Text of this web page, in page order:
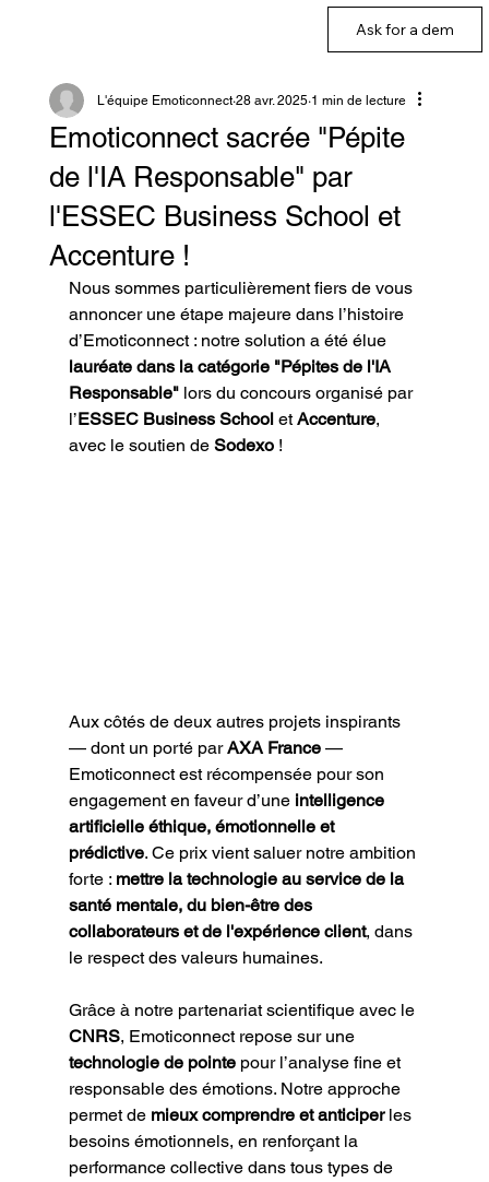
Ask for a dem
Emoticonnect sacrée "Pépite
de l'IA Responsable" par
l'ESSEC Business School et
Accenture !
L'équipe Emoticonnect 28 avr. 2025 1 min de lecture
Nous sommes particulièrement fiers de vous
annoncer une étape majeure dans l’histoire
d’Emoticonnect : notre solution a été élue
lauréate dans la catégorie "Pépites de l'IA
Responsable" lors du concours organisé par
l’ESSEC Business School et Accenture,
avec le soutien de Sodexo !
Aux côtés de deux autres projets inspirants
— dont un porté par AXA France —
Emoticonnect est récompensée pour son
engagement en faveur d’une intelligence
artificielle éthique, émotionnelle et
prédictive. Ce prix vient saluer notre ambition
forte : mettre la technologie au service de la
santé mentale, du bien-être des
collaborateurs et de l'expérience client, dans
le respect des valeurs humaines.
Grâce à notre partenariat scientifique avec le
CNRS, Emoticonnect repose sur une
technologie de pointe pour l’analyse fine et
responsable des émotions. Notre approche
permet de mieux comprendre et anticiper les
besoins émotionnels, en renforçant la
performance collective dans tous types de